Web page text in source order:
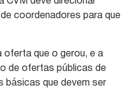
coordenadores para que
oferta que o gerou, e a
de ofertas públicas de
básicas que devem ser